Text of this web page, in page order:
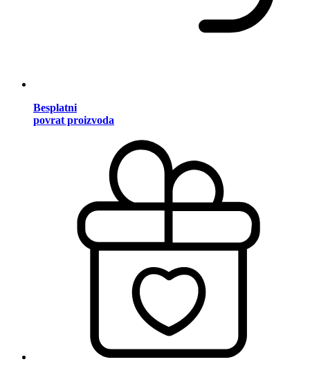
Besplatni
povrat proizvoda